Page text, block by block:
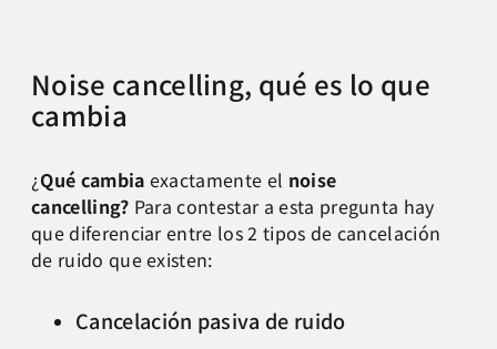
Noise cancelling, qué es lo que
cambia
¿Qué cambia exactamente el noise
cancelling? Para contestar a esta pregunta hay
que diferenciar entre los 2 tipos de cancelación
de ruido que existen:
Cancelación pasiva de ruido